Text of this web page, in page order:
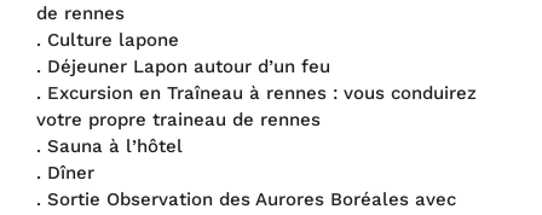
de rennes
. Culture lapone
. Déjeuner Lapon autour d’un feu
. Excursion en Traîneau à rennes : vous conduirez
votre propre traineau de rennes
. Sauna à l’hôtel
. Dîner
. Sortie Observation des Aurores Boréales avec